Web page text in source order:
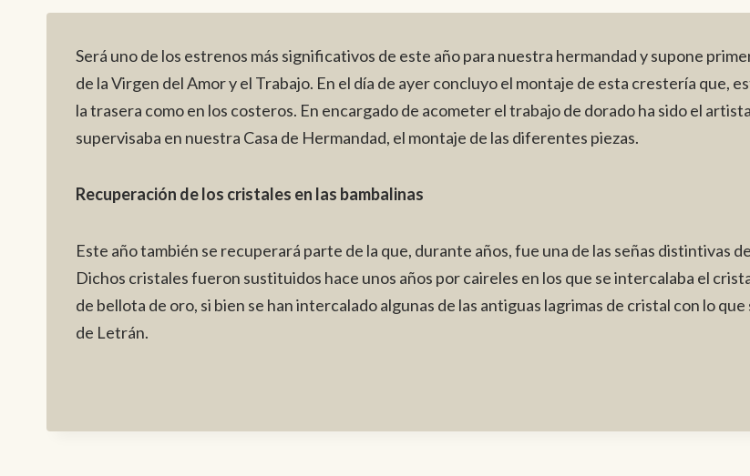
Será uno de los estrenos más significativos de este año para nuestra hermandad y supone
de la Virgen del Amor y el Trabajo. En el día de ayer concluyo el montaje de esta crestería que,
la trasera como en los costeros. En encargado de acometer el trabajo de dorado ha sido el
supervisaba en nuestra Casa de Hermandad, el montaje de las diferentes piezas.
Recuperación de los cristales en las bambalinas
Este año también se recuperará parte de la que, durante años, fue una de las señas distintivas
Dichos cristales fueron sustituidos hace unos años por caireles en los que se intercalaba el
de bellota de oro, si bien se han intercalado algunas de las antiguas lagrimas de cristal con lo
de Letrán.